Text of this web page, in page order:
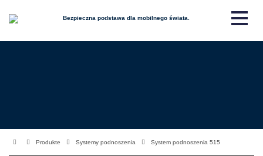
Produkte Systemy podnoszenia System podnoszenia 515
Bezpieczna podstawa dla mobilnego świata.